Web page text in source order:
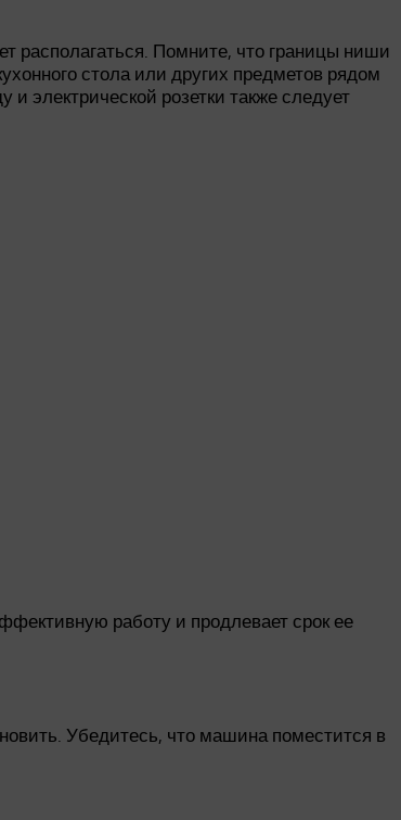
располагаться. Помните, что границы ниши
стола или других предметов рядом
электрической розетки также следует
работу и продлевает срок ее
Убедитесь, что машина поместится в